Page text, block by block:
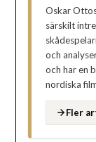
Oskar
särskilt
och
och har en
nordiska
Fler